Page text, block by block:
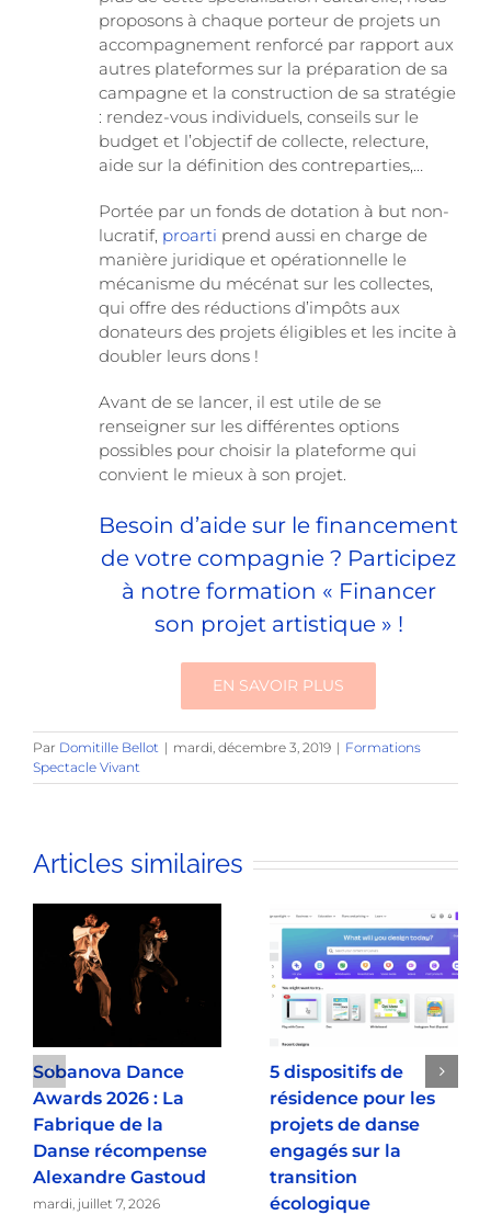
proposons à chaque porteur de projets un
accompagnement renforcé par rapport aux
autres plateformes sur la préparation de sa
campagne et la construction de sa stratégie
: rendez-vous individuels, conseils sur le
budget et l’objectif de collecte, relecture,
aide sur la définition des contreparties,…
Portée par un fonds de dotation à but non-
lucratif, proarti prend aussi en charge de
manière juridique et opérationnelle le
mécanisme du mécénat sur les collectes,
qui offre des réductions d’impôts aux
donateurs des projets éligibles et les incite à
doubler leurs dons !
Avant de se lancer, il est utile de se
renseigner sur les différentes options
possibles pour choisir la plateforme qui
convient le mieux à son projet.
Besoin d’aide sur le financement
de votre compagnie ? Participez
à notre formation « Financer
son projet artistique » !
EN SAVOIR PLUS
Par Domitille Bellot | mardi, décembre 3, 2019 | Formations
Spectacle Vivant
Articles similaires
Sobanova Dance
Awards 2026 : La
Fabrique de la
Danse récompense
Alexandre Gastoud
mardi, juillet 7, 2026
5 dispositifs de
résidence pour les
projets de danse
engagés sur la
transition
écologique